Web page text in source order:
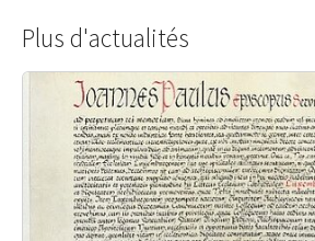
Plus d'actualités